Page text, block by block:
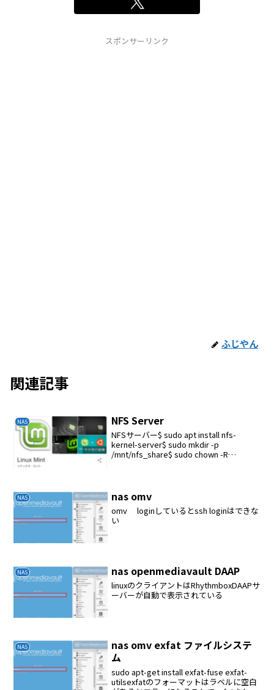
スポンサーリンク
ふじやん
関連記事
NAS NFS Server
NFSサーバー$ sudo apt install nfs-
kernel-server$ sudo mkdir -p
/mnt/nfs_share$ sudo chown -R
NAS nas omv
omv loginしているとssh loginはできな
い
NAS nas openmediavault DAAP
linuxのクライアントはRhythmboxDAAPサ
ーバーが自動で表示されている
NAS
nas omv exfat ファイルシステ
ム
sudo apt-get install exfat-fuse exfat-
utilsexfatのフォーマットはラベルに空白